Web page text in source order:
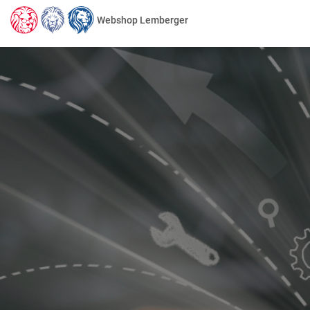
Webshop Lemberger